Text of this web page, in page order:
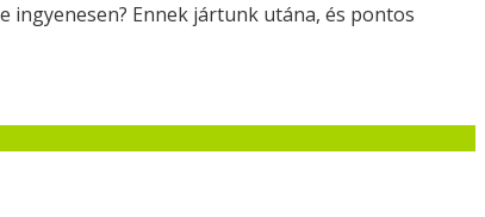
ingyenesen? Ennek jártunk utána, és pontos